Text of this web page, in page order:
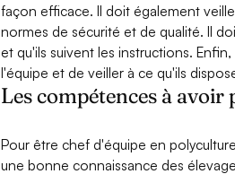
façon efficace. Il doit également
normes de sécurité et de qualité. Il
et qu'ils suivent les instructions.
l'équipe et de veiller à ce qu'ils
Les compétences à
Pour être chef d'équipe en
une bonne connaissance des